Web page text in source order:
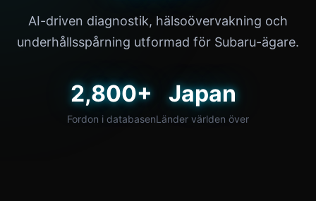
AI-driven diagnostik, hälsoövervakning och
underhållsspårning utformad för Subaru-ägare.
2,800+
Fordon i databasen
Japan
Länder världen över